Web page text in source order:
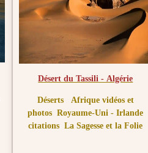
Désert du Tassili - Algérie
Déserts
Afrique vidéos et
photos Royaume-Uni - Irlande
citations La Sagesse et la Folie